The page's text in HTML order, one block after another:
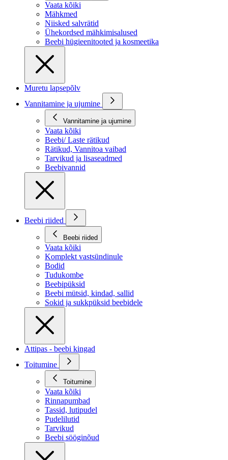
Vaata kõiki
Mähkmed
Niisked salvrätid
Ühekordsed mähkimisalused
Beebi hügieenitooted ja kosmeetika
Muretu lapsepõlv
Vannitamine ja ujumine
Vannitamine ja ujumine
Vaata kõiki
Beebi/ Laste rätikud
Rätikud, Vannitoa vaibad
Tarvikud ja lisaseadmed
Beebivannid
Beebi riided
Beebi riided
Vaata kõiki
Komplekt vastsündinule
Bodid
Tudukombe
Beebipüksid
Beebi mütsid, kindad, sallid
Sokid ja sukkpüksid beebidele
Attipas - beebi kingad
Toitumine
Toitumine
Vaata kõiki
Rinnapumbad
Tassid, lutipudel
Pudelilutid
Tarvikud
Beebi sööginõud